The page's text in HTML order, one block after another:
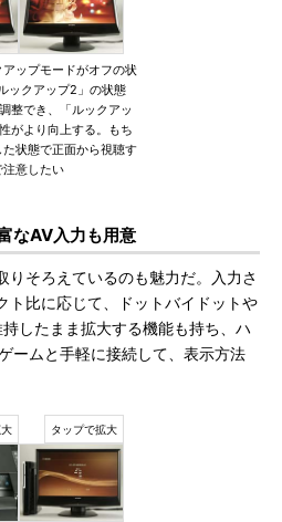
ップモードがオフの状
ックアップ2」の状態
整でき、「ルックアッ
がより向上する。もち
状態で正面から視聴す
注意したい
なAV入力も用意
そろえているのも魅力だ。入力さ
ト比に応じて、ドットバイドットや
したまま拡大する機能も持ち、ハ
ームと手軽に接続して、表示方法